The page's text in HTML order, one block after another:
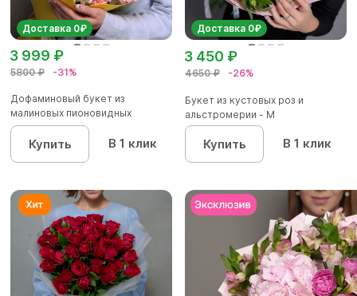
Доставка 0₽
5800 ₽ -31%
3 999 ₽
Дофаминовый букет из
малиновых пионовидных
кустовых роз...
Купить В 1 клик
Доставка 0₽
4650 ₽ -26%
3 450 ₽
Букет из кустовых роз и
альстромерии - М
Купить В 1 клик